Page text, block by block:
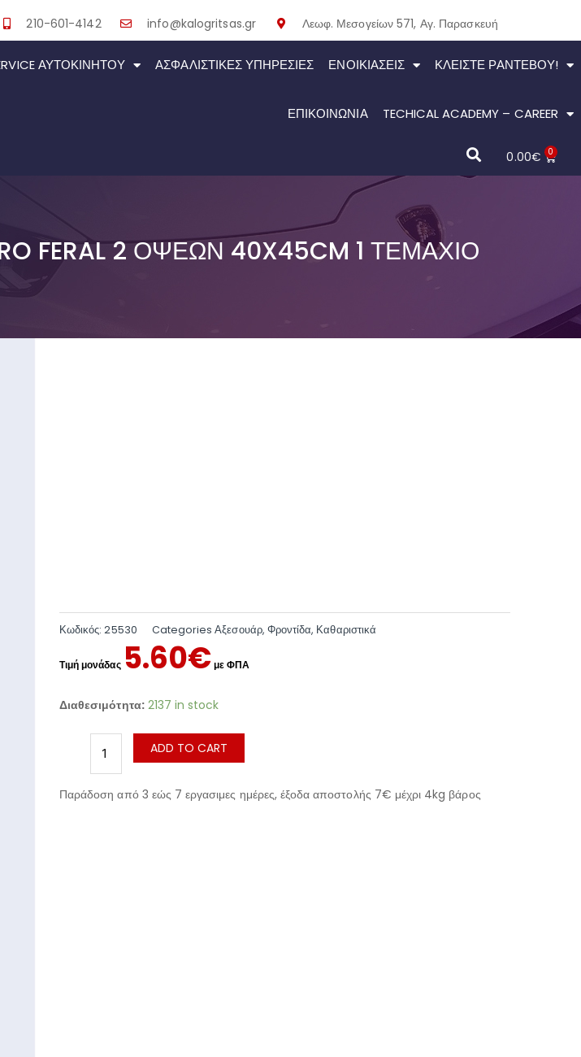
210-601-4142 info@kalogritsas.gr Λεωφ. Μεσογείων 571, Αγ. Παρασκευή
ΑΥΤΟΚΙΝΉΤΟΥ ΑΣΦΑΛΙΣΤΙΚΕΣ ΥΠΗΡΕΣΙΕΣ ΕΝΟΙΚΙΆΣΕΙΣ ΚΛΕΊΣΤΕ ΡΑΝΤΕΒΟΎ!
ΕΠΙΚΟΙΝΩΝΙΑ TECHICAL ACADEMY – CAREER
0.00€ 0
FERAL 2 ΌΨΕΩΝ 40X45CM 1 ΤΕΜΆΧΙΟ
Κωδικός:25530 Categories Αξεσουάρ, Φροντίδα, Καθαριστικά
5.60€
Διαθεσιμότητα: 2137 in stock
ADD TO CART
Παράδοση από 3 εώς 7 εργασιμες ημέρες, έξοδα αποστολής 7€ μέχρι 4kg βάρος